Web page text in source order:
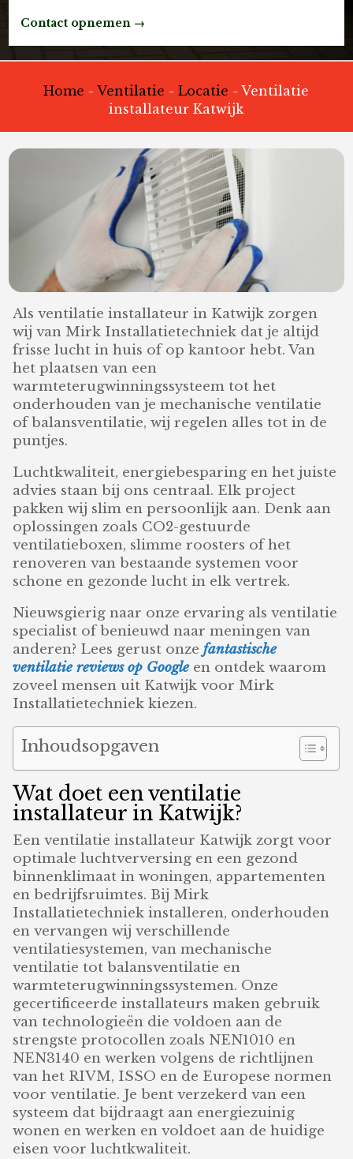
Contact opnemen →
Home -Ventilatie -Locatie -Ventilatie
installateur Katwijk
Als ventilatie installateur in Katwijk zorgen
wij van Mirk Installatietechniek dat je altijd
frisse lucht in huis of op kantoor hebt. Van
het plaatsen van een
warmteterugwinningssysteem tot het
onderhouden van je mechanische ventilatie
of balansventilatie, wij regelen alles tot in de
puntjes.
Luchtkwaliteit, energiebesparing en het juiste
advies staan bij ons centraal. Elk project
pakken wij slim en persoonlijk aan. Denk aan
oplossingen zoals CO2-gestuurde
ventilatieboxen, slimme roosters of het
renoveren van bestaande systemen voor
schone en gezonde lucht in elk vertrek.
Nieuwsgierig naar onze ervaring als ventilatie
specialist of benieuwd naar meningen van
anderen? Lees gerust onzefantastische
ventilatie reviews op Googleen ontdek waarom
zoveel mensen uit Katwijk voor Mirk
Installatietechniek kiezen.
Inhoudsopgaven
Wat doet een ventilatie
installateur in Katwijk?
Een ventilatie installateur Katwijk zorgt voor
optimale luchtverversing en een gezond
binnenklimaat in woningen, appartementen
en bedrijfsruimtes. Bij Mirk
Installatietechniek installeren, onderhouden
en vervangen wij verschillende
ventilatiesystemen, van mechanische
ventilatie tot balansventilatie en
warmteterugwinningssystemen. Onze
gecertificeerde installateurs maken gebruik
van technologieën die voldoen aan de
strengste protocollen zoals NEN1010 en
NEN3140 en werken volgens de richtlijnen
van het RIVM, ISSO en de Europese normen
voor ventilatie. Je bent verzekerd van een
systeem dat bijdraagt aan energiezuinig
wonen en werken en voldoet aan de huidige
eisen voor luchtkwaliteit.